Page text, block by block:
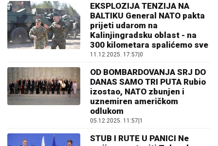
EKSPLOZIJA TENZIJA NA
BALTIKU General NATO pakta
prijeti udarom na
Kalinjingradsku oblast - na
300 kilometara spalićemo sve
11.12.2025. 17:57|0
OD BOMBARDOVANJA SRJ DO
DANAS SAMO TRI PUTA Rubio
izostao, NATO zbunjen i
uznemiren američkom
odlukom
05.12.2025. 11:57|1
STUB I RUTE U PANICI Ne